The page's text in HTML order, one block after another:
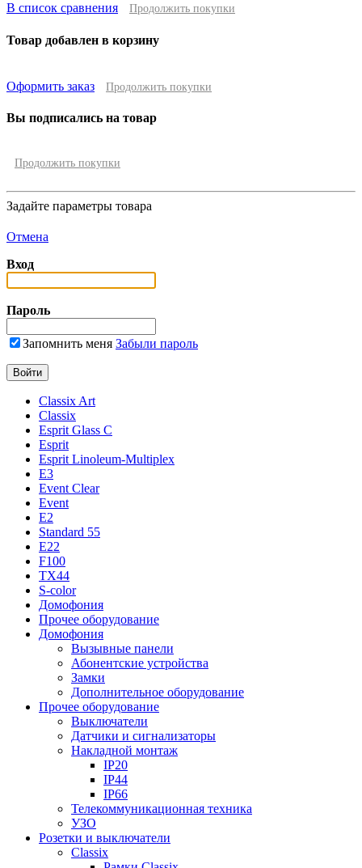
В список сравнения Продолжить покупки
Товар добавлен в корзину
Оформить заказ Продолжить покупки
Вы подписались на товар
Продолжить покупки
Задайте параметры товара
Отмена
Вход
Пароль
Запомнить меня Забыли пароль
Classix Art
Classix
Esprit Glass C
Esprit
Esprit Linoleum-Multiplex
E3
Event Clear
Event
E2
Standard 55
E22
F100
TX44
S-color
Домофония
Прочее оборудование
Домофония
Вызывные панели
Абонентские устройства
Замки
Дополнительное оборудование
Прочее оборудование
Выключатели
Датчики и сигнализаторы
Накладной монтаж
IP20
IP44
IP66
Телекоммуникационная техника
УЗО
Розетки и выключатели
Classix